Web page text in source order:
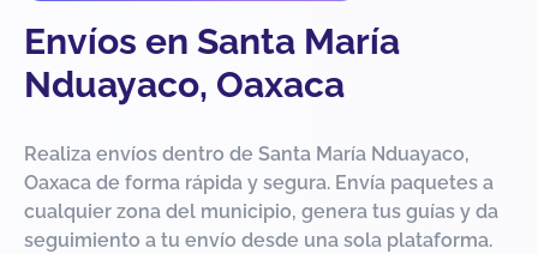
Envíos en Santa María
Nduayaco, Oaxaca
Realiza envíos dentro de Santa María Nduayaco,
Oaxaca de forma rápida y segura. Envía paquetes a
cualquier zona del municipio, genera tus guías y da
seguimiento a tu envío desde una sola plataforma.